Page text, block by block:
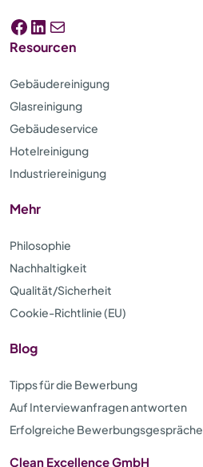
Facebook
LinkedIn
E-Mail
Resourcen
Gebäudereinigung
Glasreinigung
Gebäudeservice
Hotelreinigung
Industriereinigung
Mehr
Philosophie
Nachhaltigkeit
Qualität/Sicherheit
Cookie-Richtlinie (EU)
Blog
Tipps für die Bewerbung
Auf Interviewanfragen antworten
Erfolgreiche Bewerbungsgespräche
Clean Excellence GmbH